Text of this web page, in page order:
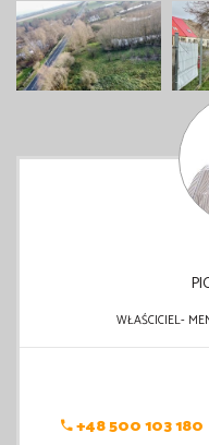
WŁAŚCICIEL-
+48 500 103 180